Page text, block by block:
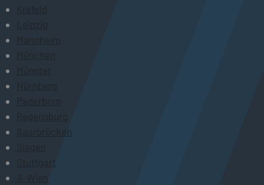
Krefeld
Leipzig
Mannheim
München
Münster
Nürnberg
Paderborn
Regensburg
Saarbrücken
Siegen
Stuttgart
A-Wien